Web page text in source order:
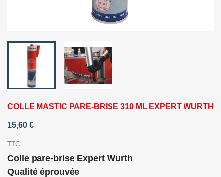
COLLE MASTIC PARE-BRISE 310 ML EXPERT WURTH
15,60 €
TTC
Colle pare-brise Expert Wurth
Qualité éprouvée